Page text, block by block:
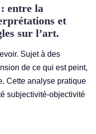
entre la
et
sur l’art.
Sujet à des
de ce qui est peint,
Cette analyse pratique
subjectivité-objectivité